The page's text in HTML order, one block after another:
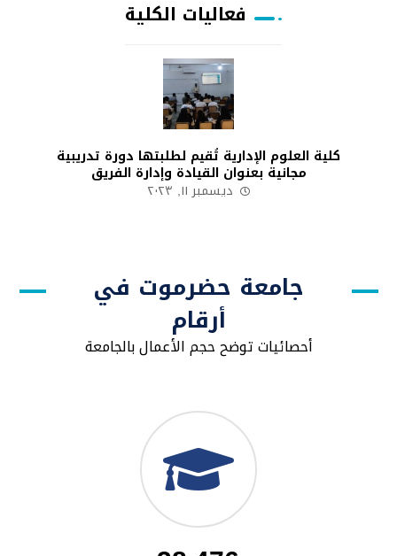
فعاليات الكلية
كلية العلوم الإدارية تُقيم لطلبتها دورة تدريبية
مجانية بعنوان القيادة وإدارة الفريق
ديسمبر ١١, ٢٠٢٣
جامعة حضرموت في
أرقام
أحصائيات توضح حجم الأعمال بالجامعة